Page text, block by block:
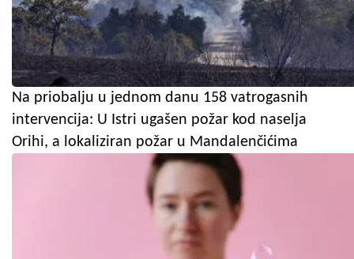
Na priobalju u jednom danu 158 vatrogasnih
intervencija: U Istri ugašen požar kod naselja
Orihi, a lokaliziran požar u Mandalenčićima